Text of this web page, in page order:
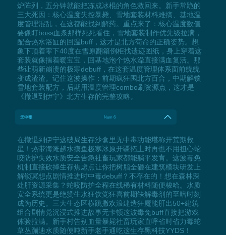
炉阵列，五分钟就能把冻成冰棍的角色救回来。新手常跪的
三大死因：核心温度失控暴毙、雪地套装材料难搞、基地温
度管理混乱，在这都能找到解药。重点来了：核心温度数值
要像盯boss血条那样死死看住，雪地套装制作优先级拉满，
配合热水浴缸的回温buff，这才是北方苟命的正确姿势。想
象下顶着零下40度在雪原翻箱倒柜找遗迹图纸，身上穿着这
套装就像揣着暖宝宝，回基地泡个热水澡直接满血复活。那
些让萌新崩溃的极寒debuff，在这套温度管理体系面前统统
变成渣渣。记住这波操作：前期疯狂囤北方百合，中期解锁
雪地套装配方，后期用温度管理combo刷资源点，这才是
《撤退到伊宁》北方生存的完整攻略。
无中毒 Num 6
在撤退到伊宁这破局生存沙盒里无中毒功能堪称开荒期救
星！热带海滩趟水摸鱼极寒冰原开疆拓土时再也不用担心蛇
咬防护失效水质安全告急社畜玩家都能躺平发育。这波毒免
机制直接砍掉生存焦虑点让你把树脂全砸在建筑模块研发上
解锁冥想点剧情推进时中毒debuff？不存在的！想在森林深
处肝资源采集？蛇咬防护全程在线稀有材料随便梭哈。水质
安全系统更是绝赞生水狂饮党狂喜前期缺解毒剂的至暗时刻
成为历史。三大生态区横跳撒欢浪建造狂魔能肝出50+建筑
组合剧情党沉浸式推进故事无卡顿这波毒免buff直接把游戏
体验拉满。新手村告别血量暴毙社畜玩家直呼省时省力毒蛇
草丛蹦迪水质随便吨新手老手通吃这生存黑科技YYDS！